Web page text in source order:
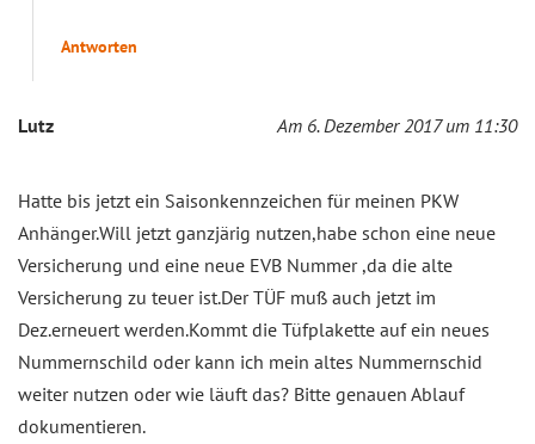
Antworten
Lutz Am 6. Dezember 2017 um 11:30
Hatte bis jetzt ein Saisonkennzeichen für meinen PKW
Anhänger.Will jetzt ganzjärig nutzen,habe schon eine neue
Versicherung und eine neue EVB Nummer ,da die alte
Versicherung zu teuer ist.Der TÜF muß auch jetzt im
Dez.erneuert werden.Kommt die Tüfplakette auf ein neues
Nummernschild oder kann ich mein altes Nummernschid
weiter nutzen oder wie läuft das? Bitte genauen Ablauf
dokumentieren.